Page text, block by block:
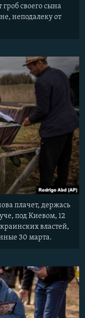
своего сына
неподалеку от
плачет, держась
под Киевом, 12
властей,
30 марта.